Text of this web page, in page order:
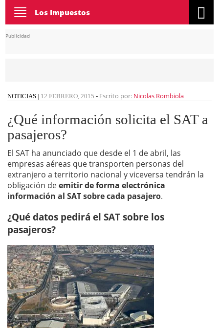
Toggle
navigation
Los Impuestos
Publicidad
NOTICIAS | 12 FEBRERO, 2015 - Escrito por: Nicolas Rombiola
¿Qué información solicita el SAT a
pasajeros?
El SAT ha anunciado que desde el 1 de abril, las
empresas aéreas que transporten personas del
extranjero a territorio nacional y viceversa tendrán la
obligación deemitir de forma electrónica
información al SAT sobre cada pasajero.
¿Qué datos pedirá el SAT sobre los
pasajeros?